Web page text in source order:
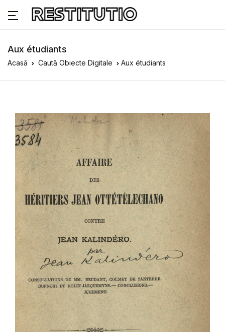
Aux étudiants
Acasă Caută Obiecte Digitale Aux étudiants